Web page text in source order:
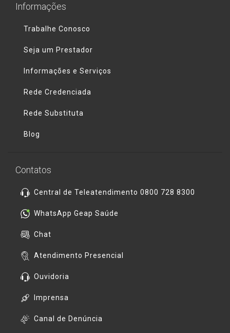
Informações
Trabalhe Conosco
Seja um Prestador
Informações e Serviços
Rede Credenciada
Rede Substituta
Blog
Contatos
Central de Teleatendimento 0800 728 8300
WhatsApp Geap Saúde
Chat
Atendimento Presencial
Ouvidoria
Imprensa
Canal de Denúncia